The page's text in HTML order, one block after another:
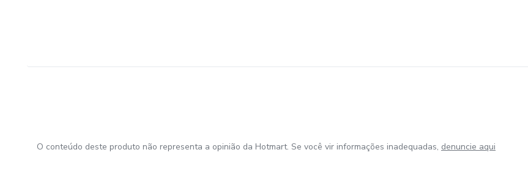
O conteúdo deste produto não representa a opinião da Hotmart. Se você vir informações inadequadas, denuncie aqui